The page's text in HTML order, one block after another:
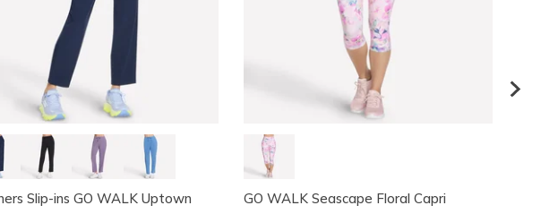
Slip-ins GO WALK Uptown
GO WALK Seascape Floral Capri